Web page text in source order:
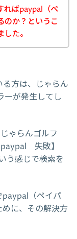
ればpaypal（ペ
のか？というこ
た。
方は、じゃらん
ーが発生してし
ゃらんゴルフ
失敗】
う感じで検索を
paypal（ペイパ
に、その解決方